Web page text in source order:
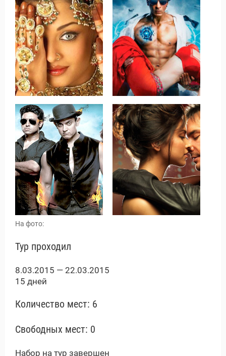
и Туры
На фото:
Тур проходил
8.03.2015 — 22.03.2015
15 дней
Количество мест: 6
Свободных мест: 0
Набор на тур завершен